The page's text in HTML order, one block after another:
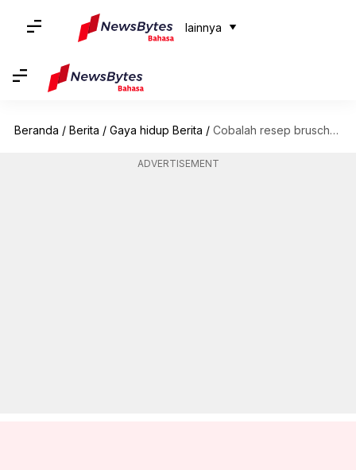
lainnya
Beranda / Berita / Gaya hidup Berita / Cobalah resep bruschetta klasik Italia ini
ADVERTISEMENT